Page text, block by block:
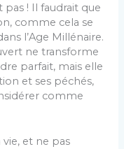
! Il faudrait que
comme cela se
l’Age Millénaire.
ne transforme
parfait, mais elle
et ses péchés,
comme
et ne pas